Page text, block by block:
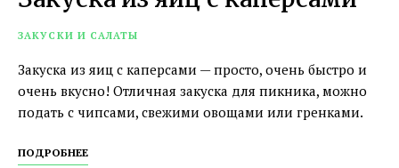
ЗАКУСКИ И САЛАТЫ
Закуска из яиц с каперсами — просто, очень быстро и
очень вкусно! Отличная закуска для пикника, можно
подать с чипсами, свежими овощами или гренками.
ПОДРОБНЕЕ